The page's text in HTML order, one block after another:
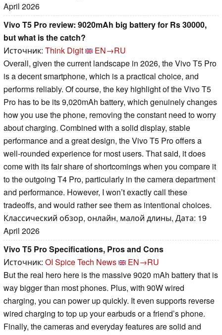
April 2026
Vivo T5 Pro review: 9020mAh big battery for Rs 30000,
but what is the catch?
Источник: Think Digit
EN→RU
Overall, given the current landscape in 2026, the Vivo T5 Pro
is a decent smartphone, which is a practical choice, and
performs reliably. Of course, the key highlight of the Vivo T5
Pro has to be its 9,020mAh battery, which genuinely changes
how you use the phone, removing the constant need to worry
about charging. Combined with a solid display, stable
performance and a great design, the Vivo T5 Pro offers a
well-rounded experience for most users. That said, it does
come with its fair share of shortcomings when you compare it
to the outgoing T4 Pro, particularly in the camera department
and performance. However, I won’t exactly call these
tradeoffs, and would rather see them as intentional choices.
Классический обзор, онлайн, малой длины, Дата: 19
April 2026
Vivo T5 Pro Specifications, Pros and Cons
Источник: OI Spice Tech News
EN→RU
But the real hero here is the massive 9020 mAh battery that is
way bigger than most phones. Plus, with 90W wired
charging, you can power up quickly. It even supports reverse
wired charging to top up your earbuds or a friend’s phone.
Finally, the cameras and everyday features are solid and